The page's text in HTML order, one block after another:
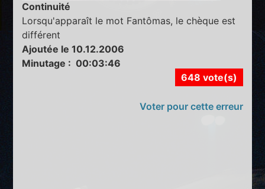
Continuité
Lorsqu'apparaît le mot Fantômas, le chèque est
différent
Ajoutée le 10.12.2006
Minutage : 00:03:46
648 vote(s)
Voter pour cette erreur